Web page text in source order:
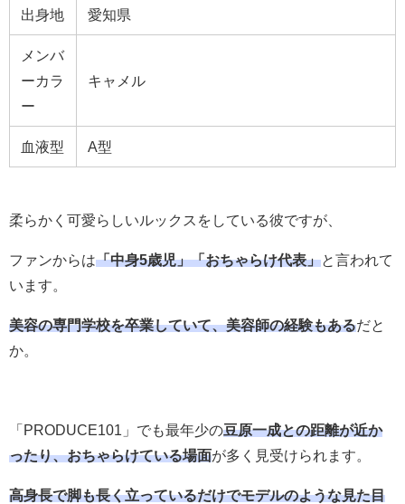
出身地 愛知県
メンバ
ーカラ
ー
キャメル
血液型 A型
柔らかく可愛らしいルックスをしている彼ですが、
ファンからは「中身5歳児」「おちゃらけ代表」と言われて
います。
美容の専門学校を卒業していて、美容師の経験もあるだと
か。
「PRODUCE101」でも最年少の豆原一成との距離が近か
ったり、おちゃらけている場面が多く見受けられます。
高身長で脚も長く立っているだけでモデルのような見た目